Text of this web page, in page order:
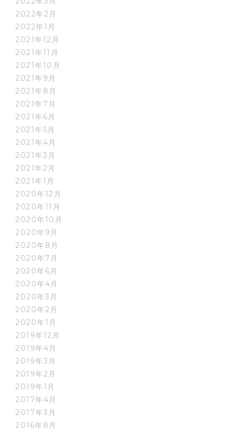
2022年2月
2022年1月
2021年12月
2021年11月
2021年10月
2021年9月
2021年8月
2021年7月
2021年6月
2021年5月
2021年4月
2021年3月
2021年2月
2021年1月
2020年12月
2020年11月
2020年10月
2020年9月
2020年8月
2020年7月
2020年6月
2020年4月
2020年3月
2020年2月
2020年1月
2019年12月
2019年4月
2019年3月
2019年2月
2019年1月
2017年4月
2017年3月
2016年8月